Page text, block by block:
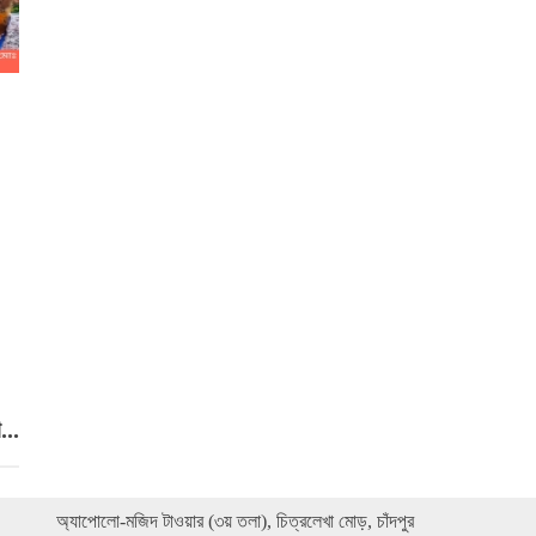
অ্যাপোলো-মজিদ টাওয়ার (৩য় তলা), চিত্রলেখা মোড়, চাঁদপুর